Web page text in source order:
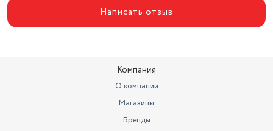
Написать отзыв
Компания
О компании
Магазины
Бренды